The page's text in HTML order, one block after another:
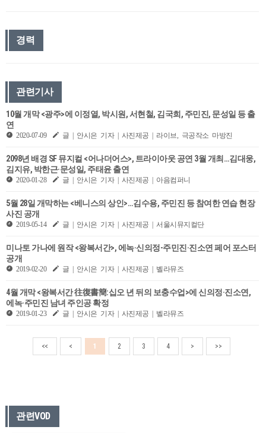
경력
관련기사
10월 개막 <광주>에 이정열, 박시원, 서현철, 김국희, 주민진, 문성일 등 출
연
2020-07-09 글 | 안시은 기자 | 사진제공 | 라이브, 극공작소 마방진
2098년 배경 SF 뮤지컬 <어나더어스>, 트라이아웃 공연 3월 개최…김대웅,
김지유, 박한근·문성일, 주태윤 출연
2020-01-28 글 | 안시은 기자 | 사진제공 | 아음컴퍼니
5월 28일 개막하는 <베니스의 상인>…김수용, 주민진 등 참여한 연습 현장
사진 공개
2019-05-14 글 | 안시은 기자 | 사진제공 | 서울시뮤지컬단
미나토 가나에 원작 <왕복서간>, 에녹·신의정-주민진·진소연 페어 포스터
공개
2019-02-20 글 | 안시은 기자 | 사진제공 | 벨라뮤즈
4월 개막 <왕복서간 往復書簡:십오 년 뒤의 보충수업>에 신의정·진소연,
에녹·주민진 남녀 주인공 확정
2019-01-23 글 | 안시은 기자 | 사진제공 | 벨라뮤즈
<< < 1 2 3 4 > >>
관련VOD